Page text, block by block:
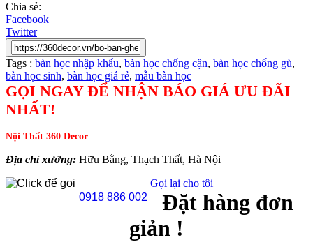
Chia sẻ:
Facebook
Twitter
Tags : bàn học nhập khẩu, bàn học chống cận, bàn học chống gù,
bàn học sinh, bàn học giá rẻ, mẫu bàn học
GỌI NGAY ĐỂ NHẬN BÁO GIÁ ƯU ĐÃI
NHẤT!
Nội Thất 360 Decor
Địa chỉ xưởng: Hữu Bằng, Thạch Thất, Hà Nội
0918 886 002
Gọi lại cho tôi
Đặt hàng đơn
giản !